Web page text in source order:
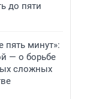
до пяти
пять минут»:
— о борьбе
сложных